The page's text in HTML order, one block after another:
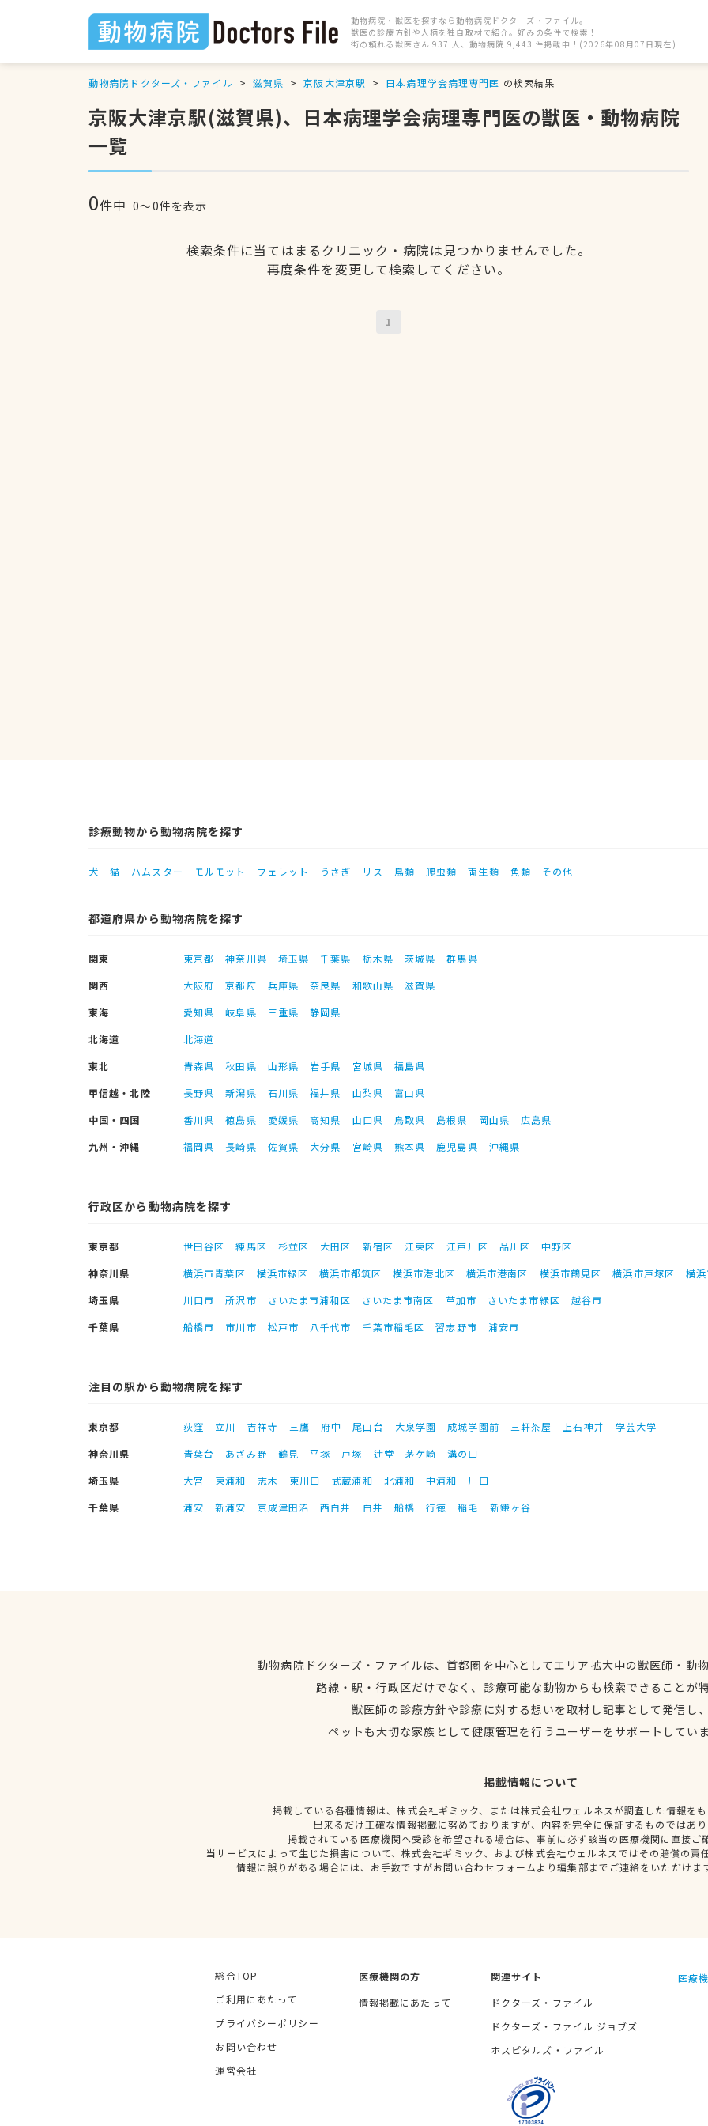
動物病院・獣医を探すなら動物病院ドクターズ・ファイル。
獣医の診療方針や人柄を独自取材で紹介。好みの条件で検索！
街の頼れる獣医さん 937 人、動物病院 9,443 件掲載中！(2026年08月07日現在)
動物病院ドクターズ・ファイル 滋賀県 京阪大津京駅 日本病理学会病理専門医 の検索結果
京阪大津京駅(滋賀県)、日本病理学会病理専門医の獣医・動物病院
一覧
0件中 0〜0件を表示
検索条件に当てはまるクリニック・病院は見つかりませんでした。
再度条件を変更して検索してください。
1
診療動物から動物病院を探す
犬 猫 ハムスター モルモット フェレット うさぎ リス 鳥類 爬虫類 両生類 魚類 その他
都道府県から動物病院を探す
関東 東京都 神奈川県 埼玉県 千葉県 栃木県 茨城県
群馬県
関西
大阪府 京都府 兵庫県 奈良県 和歌山県
滋賀県
東海
愛知県 岐阜県 三重県
静岡県
北海道
北海道
東北
青森県 秋田県 山形県 岩手県 宮城県
福島県
甲信越・北陸
長野県 新潟県 石川県 福井県 山梨県
富山県
中国・四国
香川県 徳島県 愛媛県 高知県 山口県 鳥取県 島根県 岡山県
広島県
九州・沖縄
福岡県 長崎県 佐賀県 大分県 宮崎県 熊本県 鹿児島県 沖縄県
行政区から動物病院を探す
東京都 世田谷区 練馬区 杉並区 大田区 新宿区 江東区 江戸川区 品川区
中野区
神奈川県
横浜市青葉区 横浜市緑区 横浜市都筑区 横浜市港北区 横浜市港南区 横浜市鶴見区 横浜市戸塚区
横
埼玉県
川口市 所沢市 さいたま市浦和区 さいたま市南区 草加市 さいたま市緑区
越谷市
千葉県
船橋市 市川市 松戸市 八千代市 千葉市稲毛区 習志野市 浦安市
注目の駅から動物病院を探す
東京都 荻窪 立川 吉祥寺 三鷹 府中 尾山台 大泉学園 成城学園前 三軒茶屋 上石神井
学芸大学
神奈川県
青葉台 あざみ野 鶴見 平塚 戸塚 辻堂 茅ケ崎
溝の口
埼玉県
大宮 東浦和 志木 東川口 武蔵浦和 北浦和 中浦和
川口
千葉県
浦安 新浦安 京成津田沼 西白井 白井 船橋 行徳 稲毛 新鎌ヶ谷
動物病院ドクターズ・ファイルは、首都圏を中心としてエリア拡大中の獣医師・動
路線・駅・行政区だけでなく、診療可能な動物からも検索できることが
獣医師の診療方針や診療に対する想いを取材し記事として発信し
ペットも大切な家族として健康管理を行うユーザーをサポートしてい
掲載情報について
掲載している各種情報は、株式会社ギミック、または株式会社ウェルネスが調査した情報を
出来るだけ正確な情報掲載に努めておりますが、内容を完全に保証するものではあ
掲載されている医療機関へ受診を希望される場合は、事前に必ず該当の医療機関に直接ご
当サービスによって生じた損害について、株式会社ギミック、および株式会社ウェルネスではその賠償の責
情報に誤りがある場合には、お手数ですがお問い合わせフォームより編集部までご連絡をいただけま
総合TOP
ご利用にあたって
プライバシーポリシー
お問い合わせ
運営会社
医療機関の方
情報掲載にあたって
関連サイト
ドクターズ・ファイル
ドクターズ・ファイル ジョブズ
ホスピタルズ・ファイル
医療